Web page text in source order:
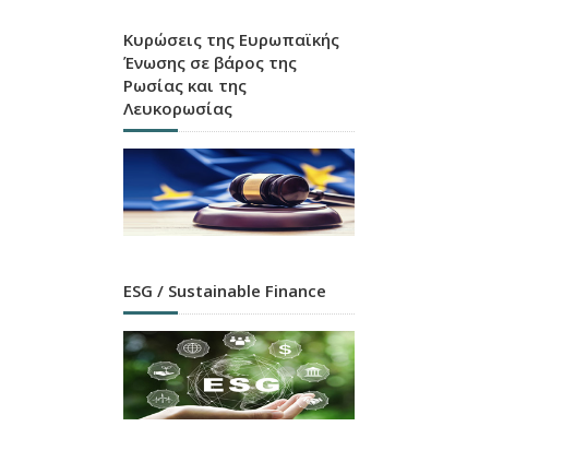
Κυρώσεις της Ευρωπαϊκής
Ένωσης σε βάρος της
Ρωσίας και της
Λευκορωσίας
ESG / Sustainable Finance